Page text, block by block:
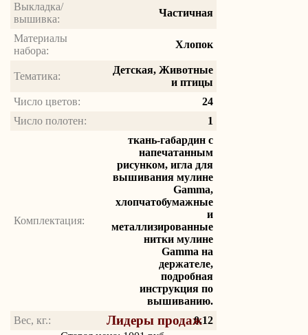
Выкладка/
вышивка:
Частичная
Материалы
набора:
Хлопок
Тематика:
Детская, Животные
и птицы
Число цветов:
24
Число полотен:
1
Комплектация:
ткань-габардин с
напечатанным
рисунком, игла для
вышивания мулине
Gamma,
хлопчатобумажные
и
металлизированные
нитки мулине
Gamma на
держателе,
подробная
инструкция по
вышиванию.
Вес, кг.:
0.12
Лидеры продаж